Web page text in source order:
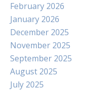
February 2026
January 2026
December 2025
November 2025
September 2025
August 2025
July 2025